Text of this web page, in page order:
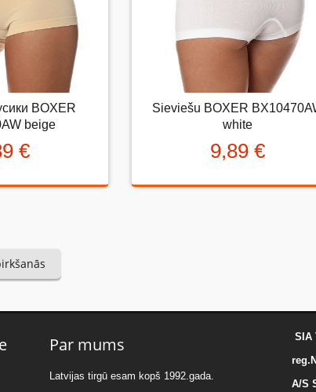
preci. Lūdzu izvēlieties vērtējumu no 0 (slikti) līdz 5
BOXER
beige
€
BOXER
beige
€
Sieviešu BOXER
white
9,89 €
Sieviešu BOXER BX10470AW
9,89 €
Par mums
Latvijas tirgū esam kopš 1992.gada.
SIA
A/S